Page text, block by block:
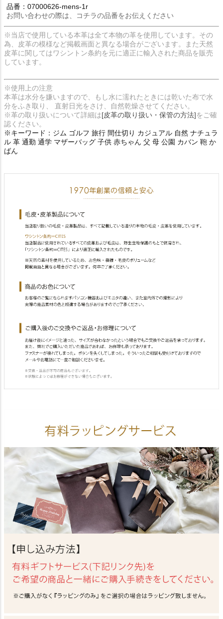
品番：07000626-mens-1r
お問い合わせの際は、コチラの品番をお伝えください
※当店で使用している本革は全て本物の革を使用しています。その
為、皮革の模様など掲載画面と異なる場合がございます。また天然
皮革に関してはワシントン条約を元に適正に輸入された商品を販売
しています。
※使用上の注意
本革は水分を嫌いますので、もし水に濡れたときには乾いた布で水
分をふき取り、 直射日光をさけ、自然乾燥させてください。
※革の取り扱いについて詳細は[皮革の取り扱い・保管の方法]をご確
認ください。
※キーワード：ジム ゴルフ 旅行 間仕切り カジュアル 自然 ナチュラ
ル 革 通勤 通学 マザーバッグ 子供 赤ちゃん 父 母 公園 カバン 鞄 か
ばん